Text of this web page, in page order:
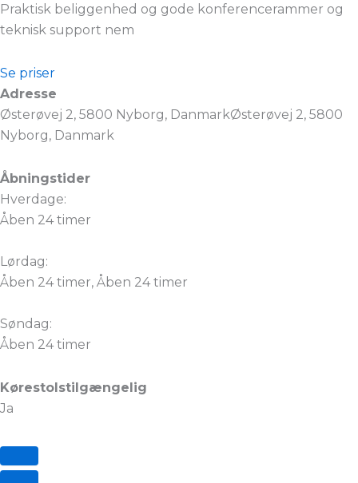
Praktisk beliggenhed og gode konferencerammer og
teknisk support nem
Se priser
Adresse
Østerøvej 2, 5800 Nyborg, DanmarkØsterøvej 2, 5800
Nyborg, Danmark
Åbningstider
Hverdage:
Åben 24 timer
Lørdag:
Åben 24 timer, Åben 24 timer
Søndag:
Åben 24 timer
Kørestolstilgængelig
Ja